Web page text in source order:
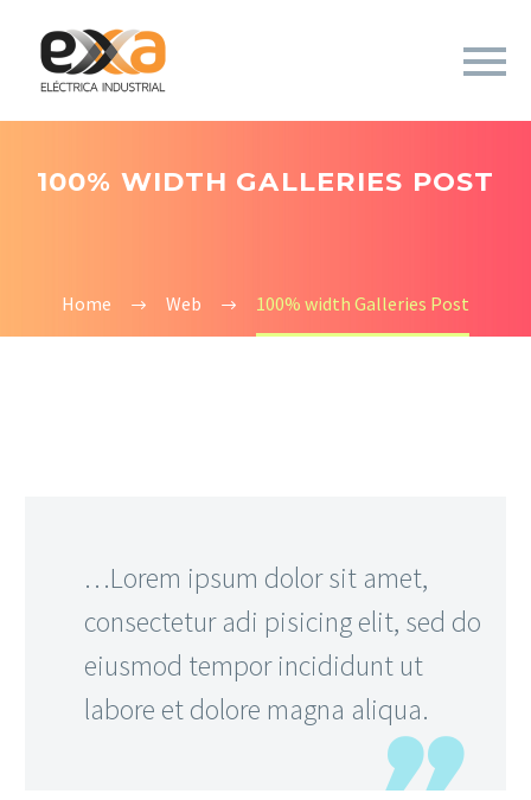
100% WIDTH GALLERIES POST
Home Web 100% width Galleries Post
…Lorem ipsum dolor sit amet,
consectetur adi pisicing elit, sed do
eiusmod tempor incididunt ut
labore et dolore magna aliqua.